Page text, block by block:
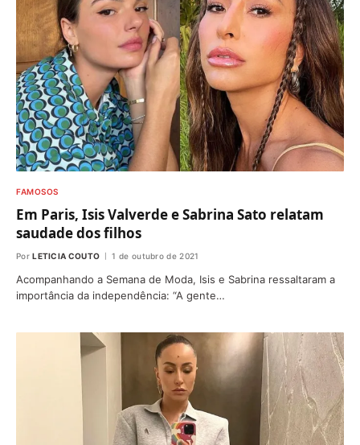
FAMOSOS
Em Paris, Isis Valverde e Sabrina Sato relatam
saudade dos filhos
Por LETICIA COUTO 1 de outubro de 2021
Acompanhando a Semana de Moda, Isis e Sabrina ressaltaram a
importância da independência: “A gente…